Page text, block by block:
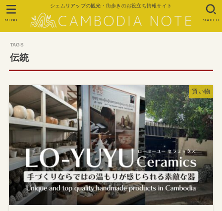
シェムリアップの観光・街歩きのお役立ち情報サイト
SEARCH
MENU
伝統
買い物